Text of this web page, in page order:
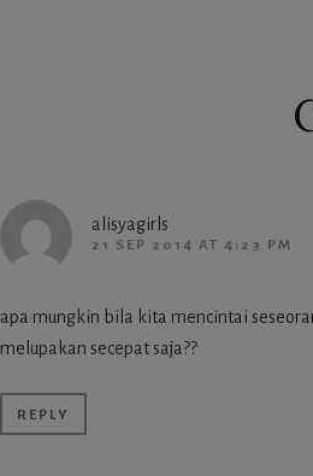
alisyagirls
21 SEP 2014 AT 4:23 PM
apa mungkin bila kita mencintai
melupakan secepat saja??
REPLY